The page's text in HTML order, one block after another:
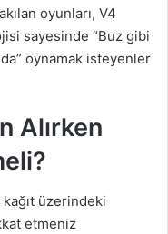
oyunları, V4
sayesinde “Buz gibi
oynamak isteyenler
Alırken
üzerindeki
etmeniz